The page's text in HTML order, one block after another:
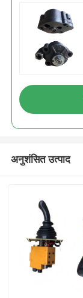
अनुशंसित उत्पाद